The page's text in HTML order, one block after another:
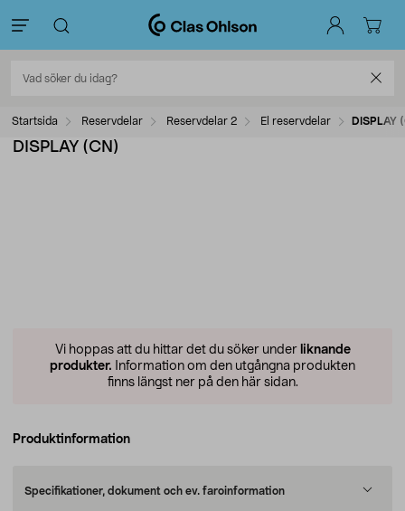
Startsida Reservdelar Reservdelar 2 El reservdelar DISPLAY
DISPLAY (CN)
Vi hoppas att du hittar det du söker under liknande
produkter. Information om den utgångna produkten
finns längst ner på den här sidan.
Produktinformation
Specifikationer, dokument och ev. faroinformation